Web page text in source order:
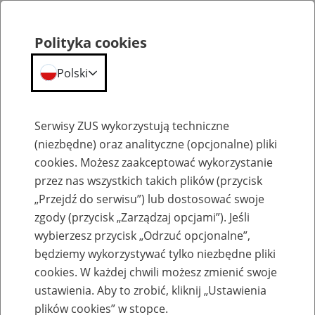
Biogramy
Biogram Justyna Czerniak-Swędzioł
konferencja Kraków
Polityka cookies
Polski
Serwisy ZUS wykorzystują techniczne
(niezbędne) oraz analityczne (opcjonalne) pliki
cookies. Możesz zaakceptować wykorzystanie
przez nas wszystkich takich plików (przycisk
„Przejdź do serwisu”) lub dostosować swoje
zgody (przycisk „Zarządzaj opcjami”). Jeśli
wybierzesz przycisk „Odrzuć opcjonalne”,
będziemy wykorzystywać tylko niezbędne pliki
cookies. W każdej chwili możesz zmienić swoje
ustawienia. Aby to zrobić, kliknij „Ustawienia
plików cookies” w stopce.